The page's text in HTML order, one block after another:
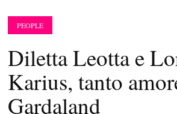
PEOPLE
Diletta Leotta e
Karius, tanto
Gardaland